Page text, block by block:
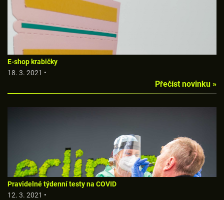
E-shop krabičky
18. 3. 2021 •
Přečíst novinku »
Pravidelné týdenní testy na COVID
12. 3. 2021 •